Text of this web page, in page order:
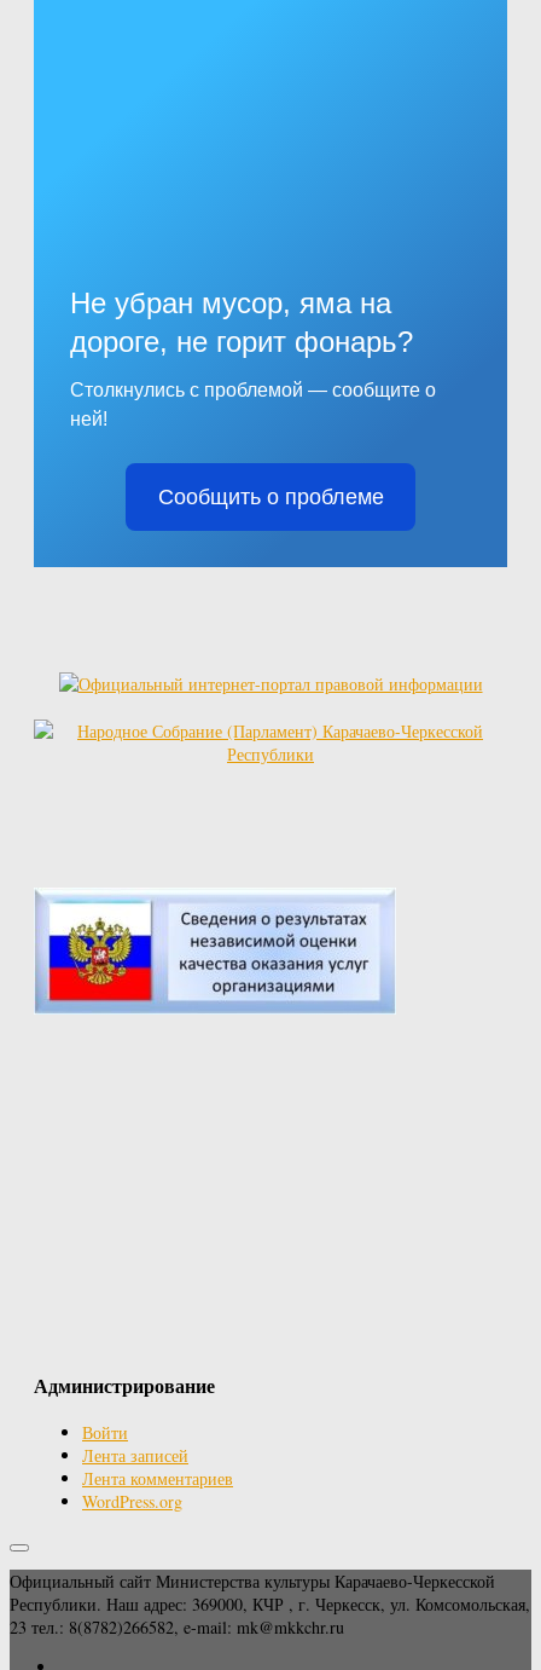
Не убран мусор, яма на
дороге, не горит фонарь?
Столкнулись с проблемой — сообщите о
ней!
Сообщить о проблеме
Администрирование
Войти
Лента записей
Лента комментариев
WordPress.org
Официальный сайт Министерства культуры Карачаево-Черкесской
Республики. Наш адрес: 369000, КЧР , г. Черкесск, ул. Комсомольская,
23 тел.: 8(8782)266582, e-mail: mk@mkkchr.ru